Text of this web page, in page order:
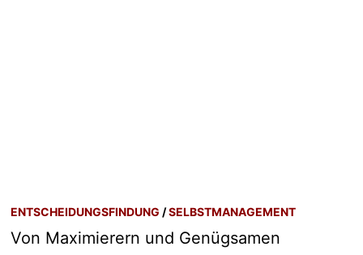
ENTSCHEIDUNGSFINDUNG /SELBSTMANAGEMENT
Von Maximierern und Genügsamen